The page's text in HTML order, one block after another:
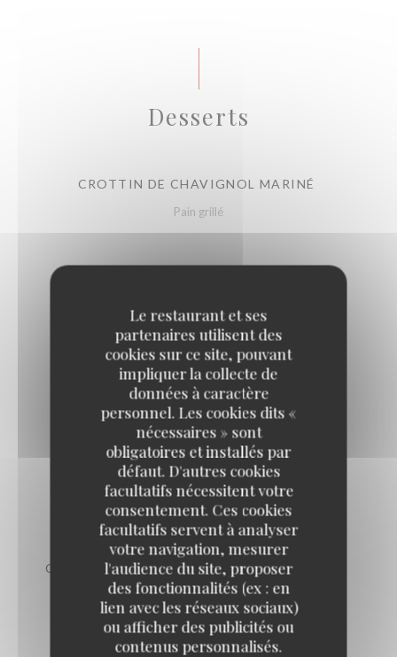
Le restaurant et ses
partenaires utilisent des
cookies sur ce site, pouvant
impliquer la collecte de
données à caractère
personnel. Les cookies dits «
nécessaires » sont
obligatoires et installés par
défaut. D'autres cookies
facultatifs nécessitent votre
consentement. Ces cookies
facultatifs servent à analyser
votre navigation, mesurer
l'audience du site, proposer
des fonctionnalités (ex : en
lien avec les réseaux sociaux)
ou afficher des publicités ou
contenus personnalisés.
Desserts
CROTTIN DE CHAVIGNOL MARINÉ
Pain grillé
sorbet abricot
ÎLE FLOTTANTE
Pralines roses, crème anglaise
MILLEFEUILLE BRASSERIE
A la vanille Bourbon
COUPE DE GLACE OU SORBET DU MOMENT